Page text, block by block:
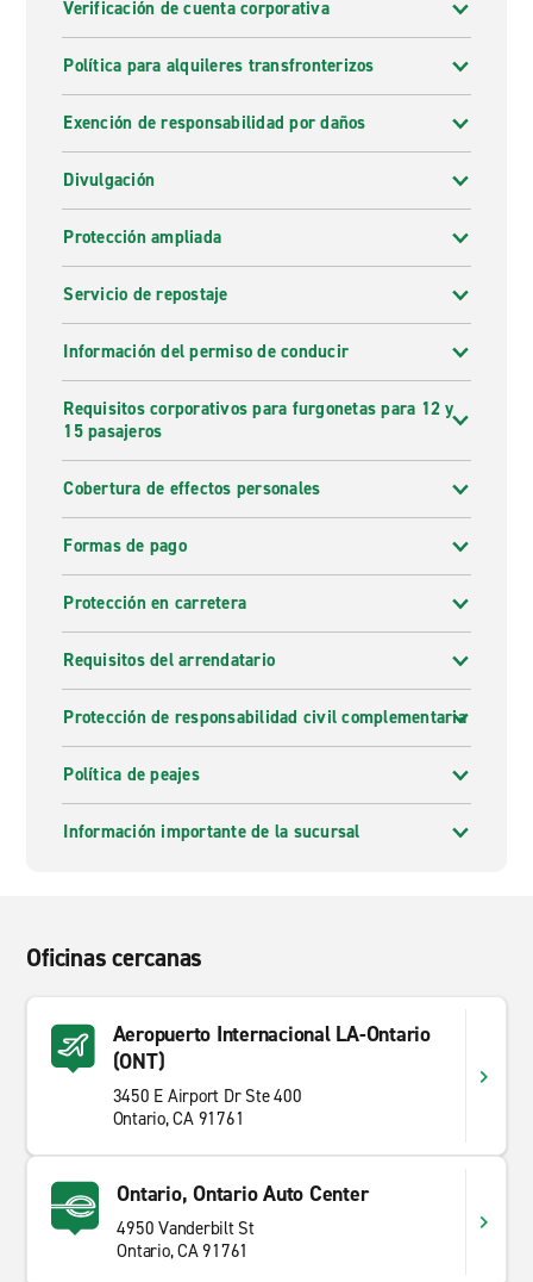
Verificación de cuenta corporativa
Política para alquileres transfronterizos
Exención de responsabilidad por daños
Divulgación
Protección ampliada
Servicio de repostaje
Información del permiso de conducir
Requisitos corporativos para furgonetas para 12 y
15 pasajeros
Cobertura de effectos personales
Formas de pago
Protección en carretera
Requisitos del arrendatario
Protección de responsabilidad civil complementaria
Política de peajes
Información importante de la sucursal
Oficinas cercanas
Aeropuerto Internacional LA-Ontario
(ONT)
3450 E Airport Dr Ste 400
Ontario, CA 91761
Ontario, Ontario Auto Center
4950 Vanderbilt St
Ontario, CA 91761